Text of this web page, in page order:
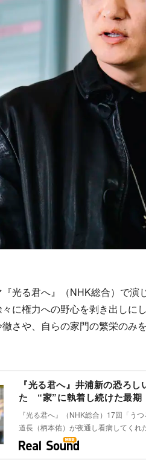
光る君へ』（NHK総合）で演
に権力への野心を剥き出しに
さや、自らの家門の繁栄のみ
『光る君へ』井浦新の恐ろ
た “家”に執着し続けた最期
『光る君へ』（NHK総合）17回「う
道長（柄本佑）が夜通し看病してくれ